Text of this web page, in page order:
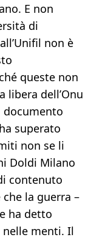
E non
di
non è
queste non
libera dell’Onu
documento
superato
non se li
Doldi Milano
contenuto
la guerra –
ha detto
nelle menti. Il